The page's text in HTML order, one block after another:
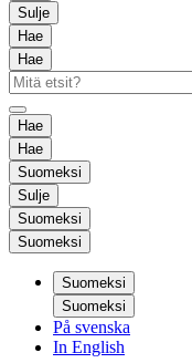
Sulje
Hae
Hae
Hae
Hae
Suomeksi
Sulje
Suomeksi
Suomeksi
Suomeksi
Suomeksi
På svenska
In English